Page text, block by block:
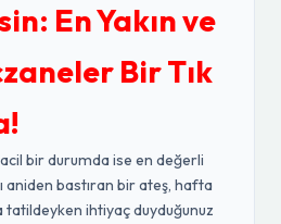
En Yakın ve
Bir Tık
bir durumda ise en değerli
aniden bastıran bir ateş, hafta
ihtiyaç duyduğunuz